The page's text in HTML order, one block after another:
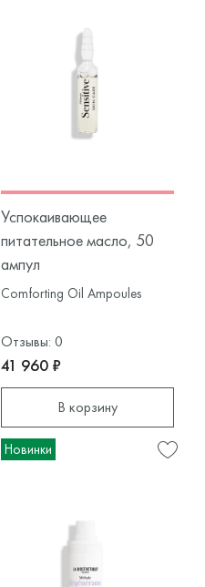
Успокаивающее
питательное масло, 50
ампул
Comforting Oil Ampoules
Отзывы: 0
41 960 ₽
В корзину
Новинки